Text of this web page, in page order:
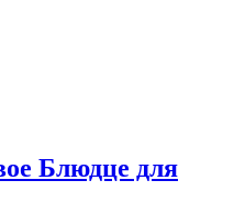
Блюдце для